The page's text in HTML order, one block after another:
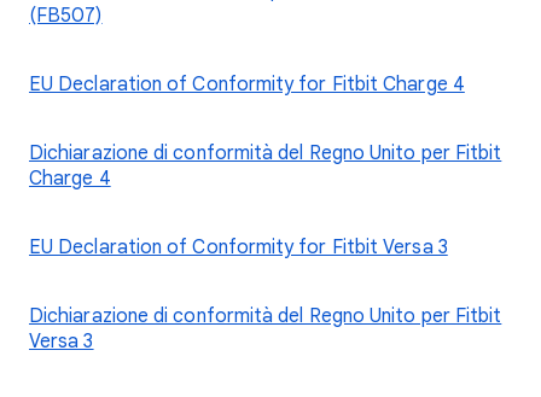
(FB507)
EU Declaration of Conformity for Fitbit Charge 4
Dichiarazione di conformità del Regno Unito per Fitbit
Charge 4
EU Declaration of Conformity for Fitbit Versa 3
Dichiarazione di conformità del Regno Unito per Fitbit
Versa 3